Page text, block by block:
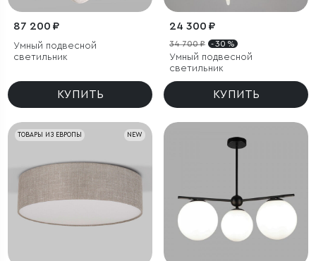
87 200 ₽
Умный подвесной
светильник
КУПИТЬ
24 300 ₽
34 700 ₽ - 30 %
Умный подвесной
светильник
КУПИТЬ
NEW
ТОВАРЫ ИЗ ЕВРОПЫ